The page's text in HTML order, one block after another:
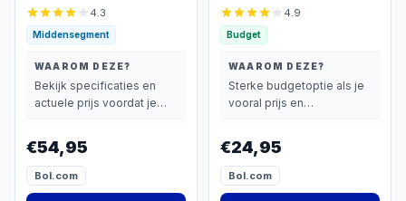
Massagebal - Massage
Apparaat met Infrarood
Warmte - Rugsluiting
voor Handsfree Gebruik
Apparaat voor Nek -
Schouder - Rug - Voeten
Apparaten
4.3
Middensegment
WAAROM DEZE?
Bekijk specificaties en
actuele prijs voordat je
€54,95
Bol.com
4.9
Budget
WAAROM DEZE?
Sterke budgetoptie als je
vooral prijs en
€24,95
Bol.com